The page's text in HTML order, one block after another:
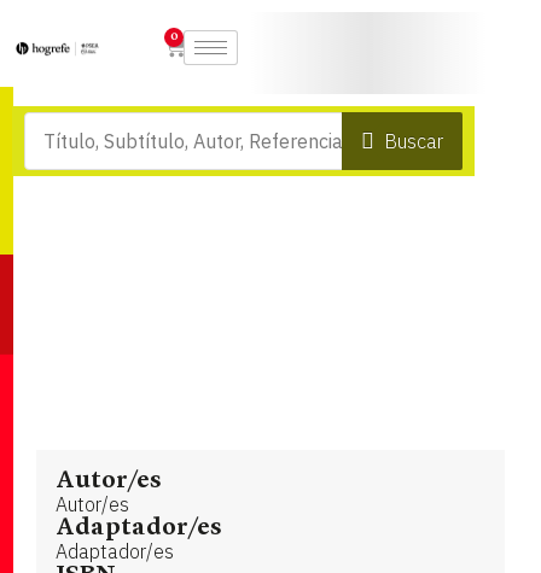
0
Buscar
Autor/es
Autor/es
Adaptador/es
Adaptador/es